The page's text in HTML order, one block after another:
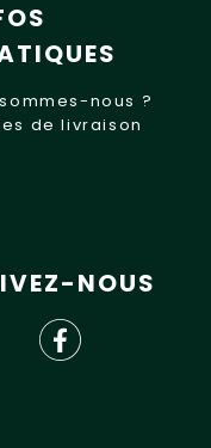
nous ?
de livraison
NOUS